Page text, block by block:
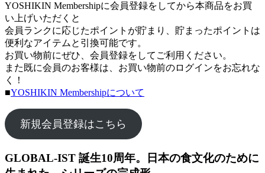
YOSHIKIN Membershipに会員登録をしてから本商品をお買
い上げいただくと
会員ランクに応じたポイントが貯まり、貯まったポイントは
便利なアイテムと引換可能です。
お買い物前にぜひ、会員登録をしてご利用ください。
また既に会員のお客様は、お買い物前のログインをお忘れな
く！
■YOSHIKIN Membershipについて
新規会員登録はこちら
GLOBAL-IST 誕生10周年。日本の食文化のために